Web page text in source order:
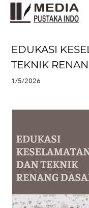
EDUKASI
TEKNIK
1/5/2026